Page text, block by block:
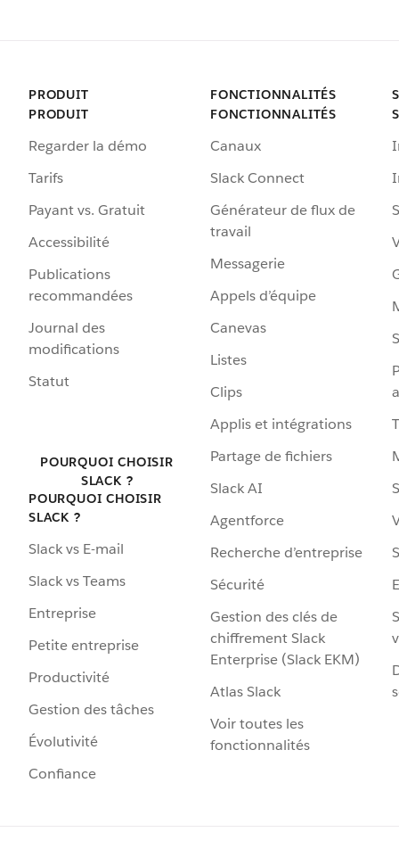
PRODUIT
PRODUIT
Regarder la démo
Tarifs
Payant vs. Gratuit
Accessibilité
Publications
recommandées
Journal des
modifications
Statut
POURQUOI CHOISIR
SLACK ?
POURQUOI CHOISIR
SLACK ?
Slack vs E-mail
Slack vs Teams
Entreprise
Petite entreprise
Productivité
Gestion des tâches
Évolutivité
Confiance
FONCTIONNALITÉS
FONCTIONNALITÉS
Canaux
Slack Connect
Générateur de flux de
travail
Messagerie
Appels d’équipe
Canevas
Listes
Clips
Applis et intégrations
Partage de fichiers
Slack AI
Agentforce
Recherche d’entreprise
Sécurité
Gestion des clés de
chiffrement Slack
Enterprise (Slack EKM)
Atlas Slack
Voir toutes les
fonctionnalités